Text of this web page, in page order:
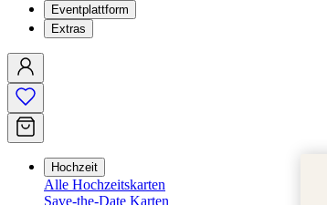
Eventplattform
Extras
Hochzeit
Alle Hochzeitskarten
Save-the-Date Karten